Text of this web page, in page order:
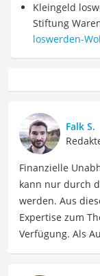
Kleingeld
Stiftung
loswerden-
Falk S.
Finanzielle
kann nur durch
werden. Aus
Expertise zum
Verfügung. Als